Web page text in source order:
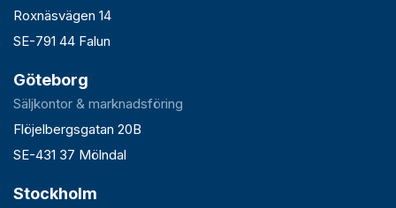
Roxnäsvägen 14
SE-791 44 Falun
Göteborg
Säljkontor & marknadsföring
Flöjelbergsgatan 20B
SE-431 37 Mölndal
Stockholm